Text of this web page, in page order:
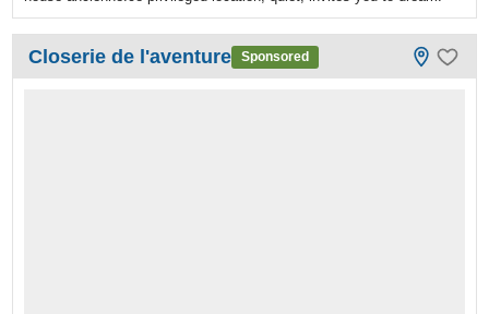
Closerie de l'aventure Sponsored